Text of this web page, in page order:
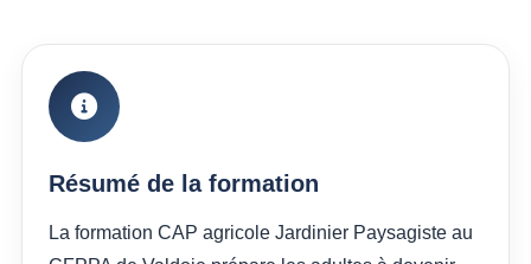
Résumé de la formation
La formation CAP agricole Jardinier Paysagiste au